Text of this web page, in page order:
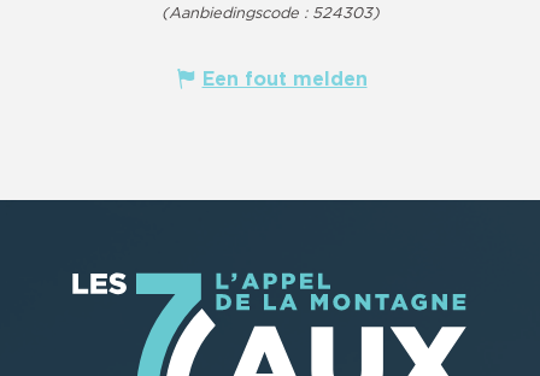
(Aanbiedingscode : 524303)
Een fout melden